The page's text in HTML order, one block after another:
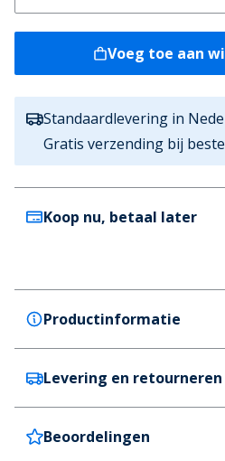
Voeg toe aan
Standaardlevering in
Gratis verzending bij
Koop nu, betaal later
Productinformatie
adidas Originals
adidas Originals Lage
Koolstof/Talk/Wolk Wit
Kleur
Levering en retourneren
Nederland
Beoordelingen